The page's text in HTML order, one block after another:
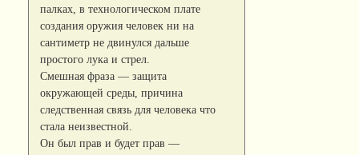
палках, в технологическом плате
создания оружия человек ни на
сантиметр не двинулся дальше
простого лука и стрел.
Смешная фраза — защита
окружающей среды, причина
следственная связь для человека что
стала неизвестной.
Он был прав и будет прав —